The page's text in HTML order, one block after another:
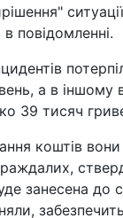
повідомленні.
а в іншому
39 тисяч
коштів
занесена до